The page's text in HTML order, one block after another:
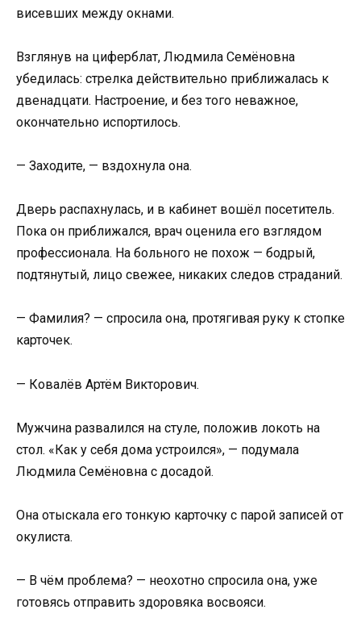
висевших между окнами.
Взглянув на циферблат, Людмила Семёновна
убедилась: стрелка действительно приближалась к
двенадцати. Настроение, и без того неважное,
окончательно испортилось.
— Заходите, — вздохнула она.
Дверь распахнулась, и в кабинет вошёл посетитель.
Пока он приближался, врач оценила его взглядом
профессионала. На больного не похож — бодрый,
подтянутый, лицо свежее, никаких следов страданий.
— Фамилия? — спросила она, протягивая руку к стопке
карточек.
— Ковалёв Артём Викторович.
Мужчина развалился на стуле, положив локоть на
стол. «Как у себя дома устроился», — подумала
Людмила Семёновна с досадой.
Она отыскала его тонкую карточку с парой записей от
окулиста.
— В чём проблема? — неохотно спросила она, уже
готовясь отправить здоровяка восвояси.